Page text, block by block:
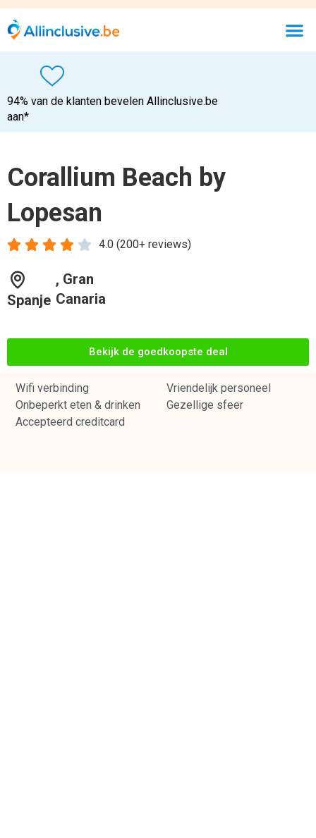
94% van de klanten bevelen Allinclusive.be
aan*
Corallium Beach by
Lopesan
4.0 (200+ reviews)
    
Spanje
, Gran
Canaria
Bekijk de goedkoopste deal
Wifi verbinding
Vriendelijk personeel
Onbeperkt eten & drinken
Gezellige sfeer
Accepteerd creditcard